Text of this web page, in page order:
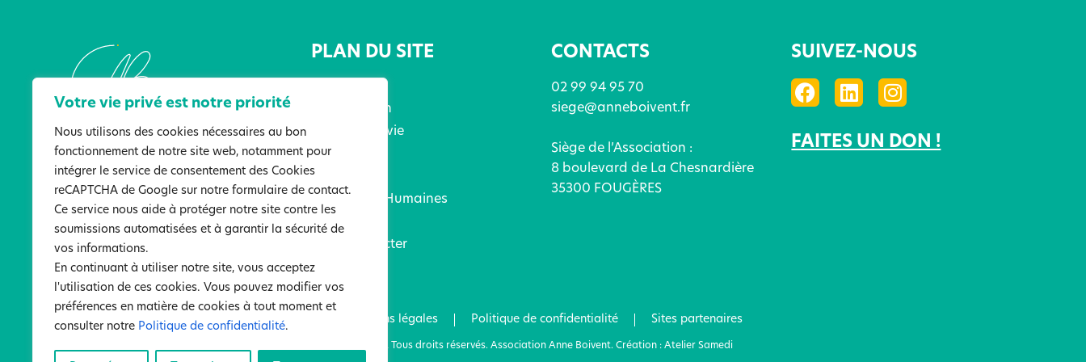
Votre vie privé est notre priorité
Nous utilisons des cookies nécessaires au bon
fonctionnement de notre site web, notamment pour
intégrer le service de consentement des Cookies
reCAPTCHA de Google sur notre formulaire de contact.
Ce service nous aide à protéger notre site contre les
soumissions automatisées et à garantir la sécurité de
vos informations.
En continuant à utiliser notre site, vous acceptez
l'utilisation de ces cookies. Vous pouvez modifier vos
préférences en matière de cookies à tout moment et
consulter notre Politique de confidentialité.
PLAN DU SITE
L’Association
Les lieux de vie
Les services
Actualités
Ressources Humaines
Participez
Nous contacter
CONTACTS
02 99 94 95 70
siege@anneboivent.fr
Siège de l’Association :
8 boulevard de La Chesnardière
35300 FOUGÈRES
SUIVEZ-NOUS
FAITES UN DON !
Mentions légales Politique de confidentialité Sites partenaires
©2022 Tous droits réservés. Association Anne Boivent. Création : Atelier Samedi